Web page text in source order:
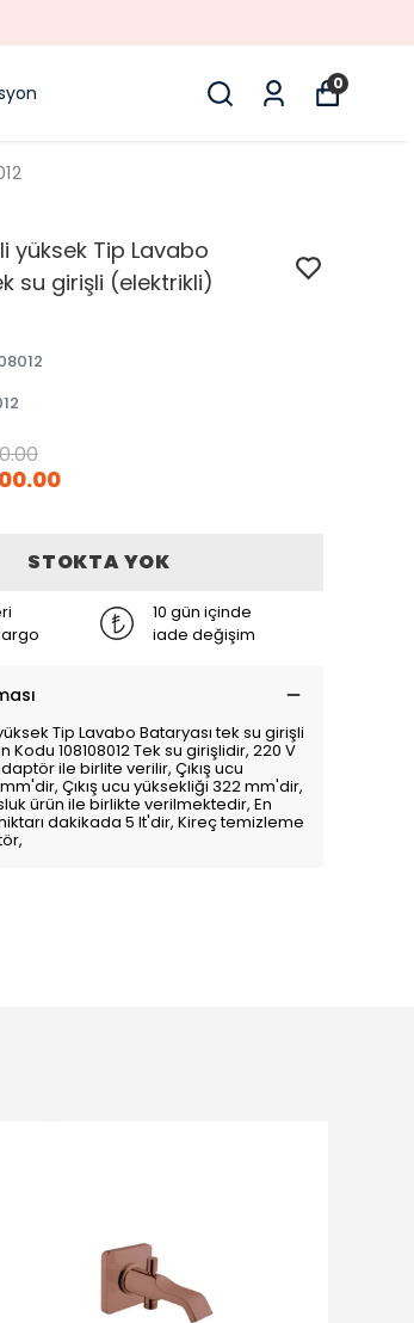
0
yüksek Tip Lavabo
su girişli (elektrikli)
STOKTA YOK
10 gün içinde
iade değişim
Tip Lavabo Bataryası tek su girişli
Kodu 108108012 Tek su girişlidir, 220 V
ile birlite verilir, Çıkış ucu
Çıkış ucu yüksekliği 322 mm'dir,
ürün ile birlikte verilmektedir, En
dakikada 5 lt'dir, Kireç temizleme